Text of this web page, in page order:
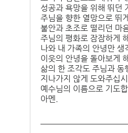
성공과 욕망을 위해 뛰던
주님을 향한 열망으로 뛰
불안과 초조로 떨리던 마
주님의 평화로 잠잠하게
나와 내 가족의 안녕만 생
이웃의 안녕을 돌아보게
삶의 한 조각도 주님과 동
지나가지 않게 도와주십시
예수님의 이름으로 기도
아멘.